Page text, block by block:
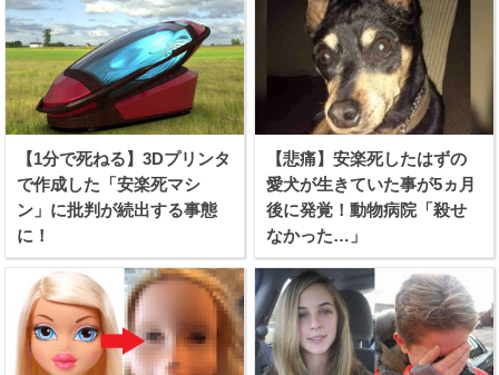
【1分で死ねる】3Dプリンタ
で作成した「安楽死マシ
ン」に批判が続出する事態
に！
【悲痛】安楽死したはずの
愛犬が生きていた事が5ヵ月
後に発覚！動物病院「殺せ
なかった…」